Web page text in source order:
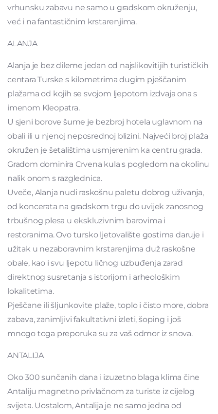
vrhunsku zabavu ne samo u gradskom okruženju,
već i na fantastičnim krstarenjima.
ALANJA
Alanja je bez dileme jedan od najslikovitijih turističkih
centara Turske s kilometrima dugim pješčanim
plažama od kojih se svojom ljepotom izdvaja ona s
imenom Kleopatra.
U sjeni borove šume je bezbroj hotela uglavnom na
obali ili u njenoj neposrednoj blizini. Najveći broj plaža
okružen je šetalištima usmjerenim ka centru grada.
Gradom dominira Crvena kula s pogledom na okolinu
nalik onom s razglednica.
Uveče, Alanja nudi raskošnu paletu dobrog uživanja,
od koncerata na gradskom trgu do uvijek zanosnog
trbušnog plesa u ekskluzivnim barovima i
restoranima. Ovo tursko ljetovalište gostima daruje i
užitak u nezaboravnim krstarenjima duž raskošne
obale, kao i svu ljepotu ličnog uzbuđenja zarad
direktnog susretanja s istorijom i arheološkim
lokalitetima.
Pješčane ili šljunkovite plaže, toplo i čisto more, dobra
zabava, zanimljivi fakultativni izleti, šoping i još
mnogo toga preporuka su za vaš odmor iz snova.
ANTALIJA
Oko 300 sunčanih dana i izuzetno blaga klima čine
Antaliju magnetno privlačnom za turiste iz cijelog
svijeta. Uostalom, Antalija je ne samo jedna od